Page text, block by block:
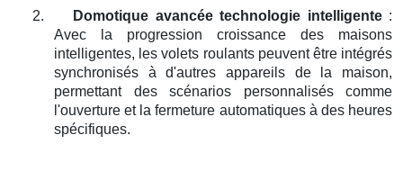
2. Domotique avancée technologie intelligente:
Avec la progression croissance des maisons
intelligentes, les volets roulants peuvent être intégrés
synchronisés à d'autres appareils de la maison,
permettant des scénarios personnalisés comme
l'ouverture et la fermeture automatiques à des heures
spécifiques.